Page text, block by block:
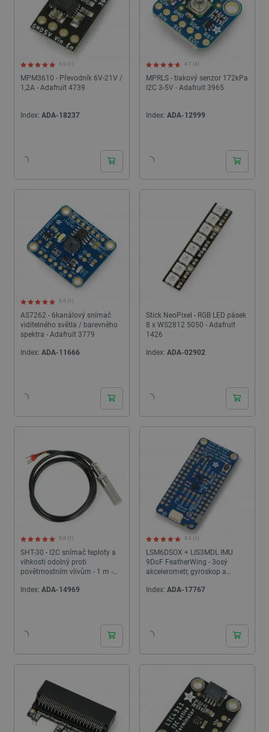
MPM3610 - Převodník 6V-21V /
1,2A - Adafruit 4739
5.0 (1)
Index: ADA-18237
MPRLS - tlakový senzor 172kPa
I2C 3-5V - Adafruit 3965
4.7 (4)
Index: ADA-12999
AS7262 - 6kanálový snímač
viditelného světla / barevného
spektra - Adafruit 3779
5.0 (1)
Index: ADA-11666
Stick NeoPixel - RGB LED pásek
8 x WS2812 5050 - Adafruit
1426
Index: ADA-02902
SHT-30 - I2C snímač teploty a
vlhkosti odolný proti
povětrnostním vlivům - 1 m -
5.0 (1)
Index: ADA-14969
LSM6DSOX + LIS3MDL IMU
9DoF FeatherWing - 3osý
akcelerometr, gyroskop a
Adafruit 4565
5.0 (1)
Index: ADA-17767